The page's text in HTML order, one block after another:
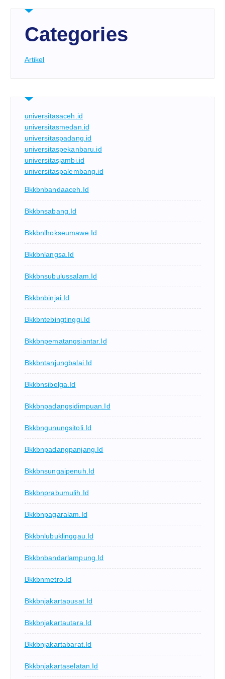
Categories
Artikel
universitasaceh.id
universitasmedan.id
universitaspadang.id
universitaspekanbaru.id
universitasjambi.id
universitaspalembang.id
Bkkbnbandaaceh.id
Bkkbnsabang.id
Bkkbnlhokseumawe.id
Bkkbnlangsa.id
Bkkbnsubulussalam.id
Bkkbnbinjai.id
Bkkbntebingtinggi.id
Bkkbnpematangsiantar.id
Bkkbntanjungbalai.id
Bkkbnsibolga.id
Bkkbnpadangsidimpuan.id
Bkkbngunungsitoli.id
Bkkbnpadangpanjang.id
Bkkbnsungaipenuh.id
Bkkbnprabumulih.id
Bkkbnpagaralam.id
Bkkbnlubuklinggau.id
Bkkbnbandarlampung.id
Bkkbnmetro.id
Bkkbnjakartapusat.id
Bkkbnjakartautara.id
Bkkbnjakartabarat.id
Bkkbnjakartaselatan.id